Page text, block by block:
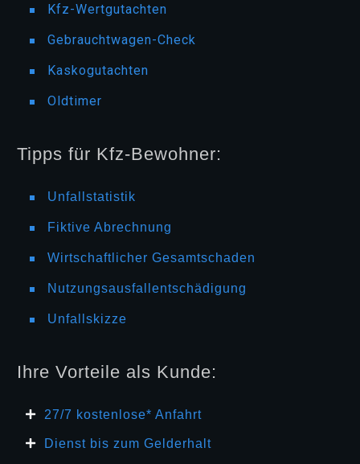
Kfz-Wertgutachten
Gebrauchtwagen-Check
Kaskogutachten
Oldtimer
Tipps für Kfz-Bewohner:
Unfallstatistik
Fiktive Abrechnung
Wirtschaftlicher Gesamtschaden
Nutzungsausfallentschädigung
Unfallskizze
Ihre Vorteile als Kunde:
27/7 kosten lose* Anfahrt
Dienst bis zum Gelderhalt